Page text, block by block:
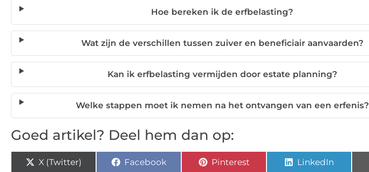
Hoe bereken ik de erfbelasting?
Wat zijn de verschillen tussen zuiver en beneficiair aanvaarden?
Kan ik erfbelasting vermijden door estate planning?
Welke stappen moet ik nemen na het ontvangen van een erfenis?
Goed artikel? Deel hem dan op:
X (Twitter) Facebook Pinterest LinkedIn